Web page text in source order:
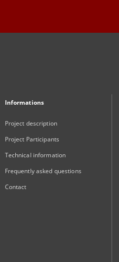
Informations
Project description
Project Participants
Technical information
Frequently asked questions
Contact